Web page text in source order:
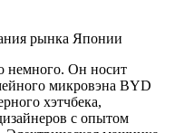
немного. Он носит
микровэна BYD
хэтчбека,
с опытом